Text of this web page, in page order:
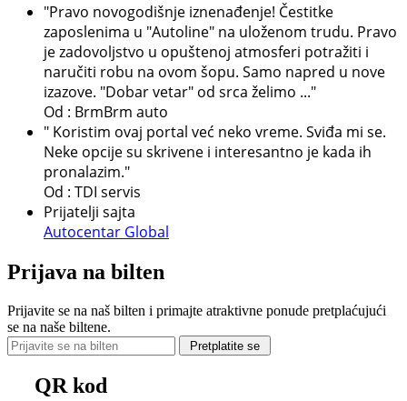
"Pravo novogodišnje iznenađenje! Čestitke
zaposlenima u "Autoline" na uloženom trudu. Pravo
je zadovoljstvo u opuštenoj atmosferi potražiti i
naručiti robu na ovom šopu. Samo napred u nove
izazove. "Dobar vetar" od srca želimo ..."
Od : BrmBrm auto
" Koristim ovaj portal već neko vreme. Sviđa mi se.
Neke opcije su skrivene i interesantno je kada ih
pronalazim."
Od : TDI servis
Prijatelji sajta
Autocentar Global
Prijava na bilten
Prijavite se na naš bilten i primajte atraktivne ponude pretplaćujući
se na naše biltene.
Pretplatite se
QR kod